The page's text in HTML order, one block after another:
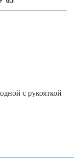
с рукояткой